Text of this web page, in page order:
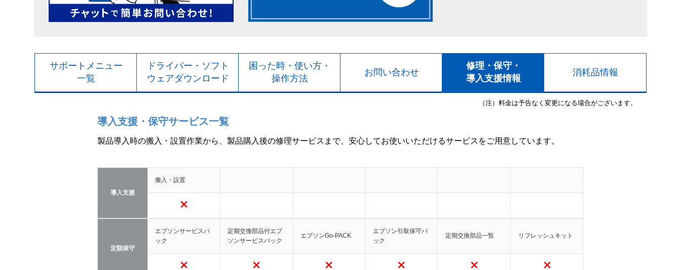
サポートメニュー
一覧
ドライバー・ソフト
ウェアダウンロード
困った時・使い方・
操作方法
お問い合わせ
修理・保守・
導入支援情報
消耗品情報
（注）料金は予告なく変更になる場合がございます。
導入支援・保守サービス一覧
製品導入時の搬入・設置作業から、製品購入後の修理サービスまで、安心してお使いいただけるサービスをご用意しています。
導入支援
搬入・設置
定額保守
エプソンサービスパ
ック
定期交換部品付エプ
ソンサービスパック
エプソンGo-PACK
エプソン引取保守パ
ック
定期交換部品一覧 リフレッシュキット